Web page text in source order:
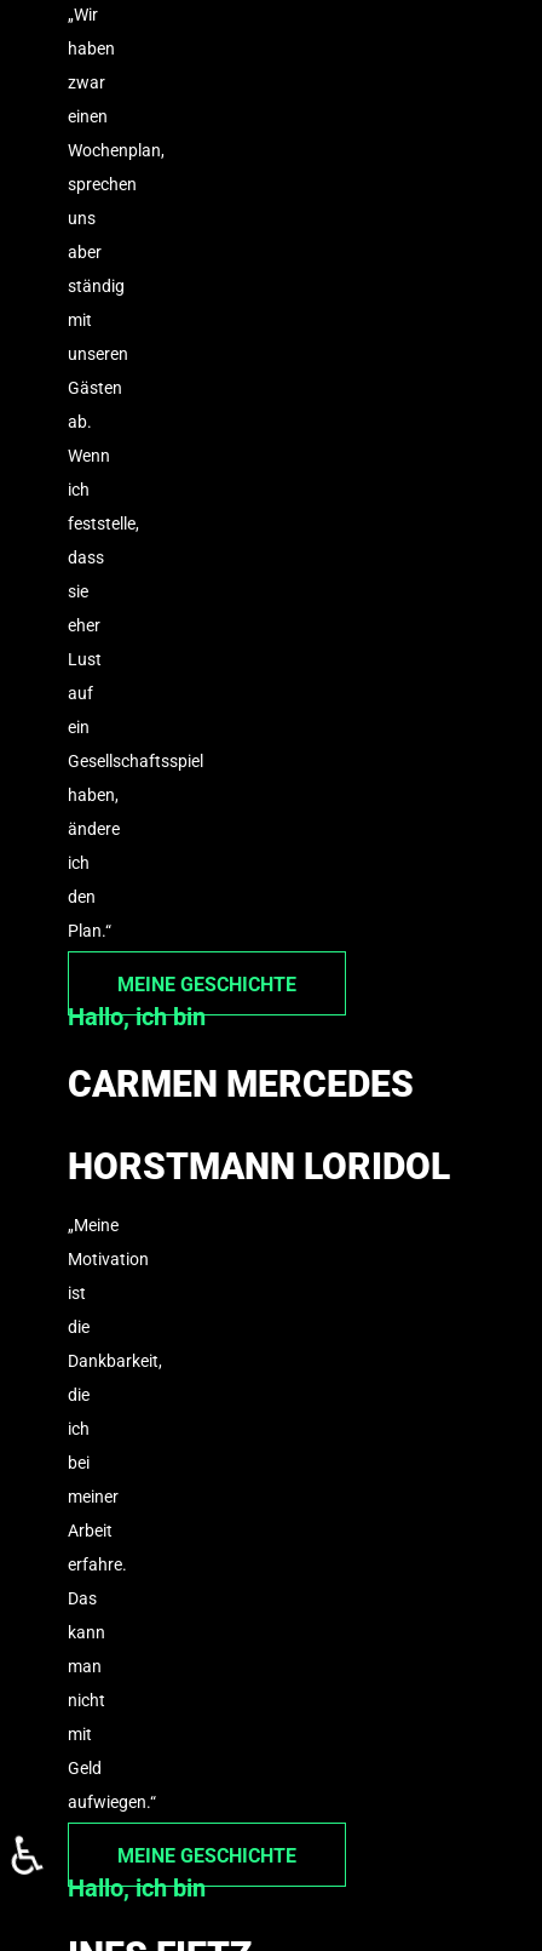
„Wir
haben
zwar
einen
Wochenplan,
sprechen
uns
aber
ständig
mit
unseren
Gästen
ab.
Wenn
ich
feststelle,
dass
sie
eher
Lust
auf
ein
Gesellschaftsspiel
haben,
ändere
ich
den
Plan.“
MEINE GESCHICHTE
Hallo, ich bin
CARMEN MERCEDES
HORSTMANN LORIDOL
„Meine
Motivation
ist
die
Dankbarkeit,
die
ich
bei
meiner
Arbeit
erfahre.
Das
kann
man
nicht
mit
Geld
aufwiegen.“
MEINE GESCHICHTE
Hallo, ich bin